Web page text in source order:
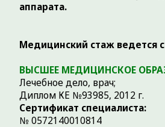
ортопедии»
Оперативное лечение травм и
Консервативное лечение
(безоперационное) травм и патологии
опорно-двигательного аппарата у
Оперативное лечение патологии стоп;
Консервативное лечение патологии
Вопросы диагностики и лечения
заболеваний позвоночника у детей;